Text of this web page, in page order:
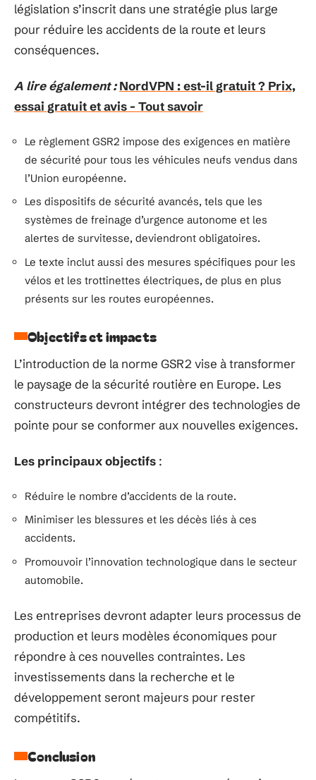
législation s’inscrit dans une stratégie plus large
pour réduire les accidents de la route et leurs
conséquences.
A lire également : NordVPN : est-il gratuit ? Prix,
essai gratuit et avis - Tout savoir
Le règlement GSR2 impose des exigences en matière
de sécurité pour tous les véhicules neufs vendus dans
l’Union européenne.
Les dispositifs de sécurité avancés, tels que les
systèmes de freinage d’urgence autonome et les
alertes de survitesse, deviendront obligatoires.
Le texte inclut aussi des mesures spécifiques pour les
vélos et les trottinettes électriques, de plus en plus
présents sur les routes européennes.
Objectifs et impacts
L’introduction de la norme GSR2 vise à transformer
le paysage de la sécurité routière en Europe. Les
constructeurs devront intégrer des technologies de
pointe pour se conformer aux nouvelles exigences.
Les principaux objectifs :
Réduire le nombre d’accidents de la route.
Minimiser les blessures et les décès liés à ces
accidents.
Promouvoir l’innovation technologique dans le secteur
automobile.
Les entreprises devront adapter leurs processus de
production et leurs modèles économiques pour
répondre à ces nouvelles contraintes. Les
investissements dans la recherche et le
développement seront majeurs pour rester
compétitifs.
Conclusion